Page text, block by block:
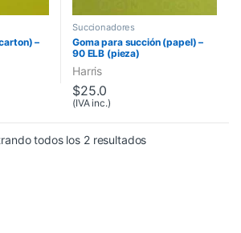
–
Succionadores
Goma para succión (papel) –
90 ELB (pieza)
Harris
$25.0
(IVA inc.)
todos los 2 resultados